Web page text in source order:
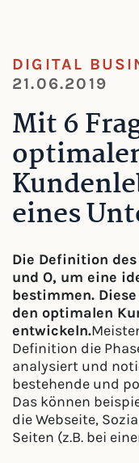
DIGITAL
21.06.2019
Mit 6
eines
Die Definition
und O, um eine
bestimmen.
den optimalen
entwickeln.
Definition die
analysiert und
bestehende und
Das können
die Webseite,
Seiten (z.B. bei